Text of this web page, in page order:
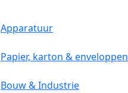
Apparatuur
Papier, karton & enveloppen
Bouw & Industrie